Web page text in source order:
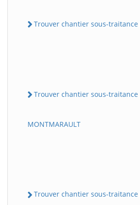
Trouver chantier sous-traitance
Trouver chantier sous-traitance
MONTMARAULT
Trouver chantier sous-traitance